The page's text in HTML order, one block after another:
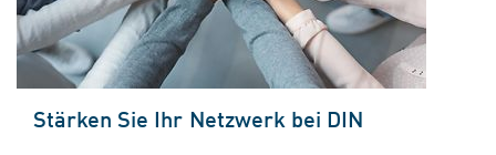
Stärken Sie Ihr Netzwerk bei DIN